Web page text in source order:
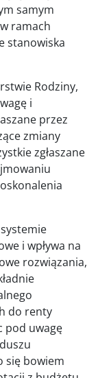
samym
ramach
stanowiska
Rodziny,
i
przez
zmiany
zgłaszane
i wpływa na
rozwiązania,
do renty
pod uwagę
się bowiem